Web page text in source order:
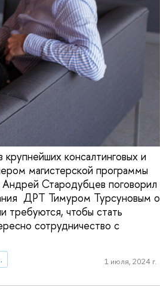
консалтинговых и
магистерской программы
Андрей Стародубцев поговорил
ДРТ Тимуром Турсуновым о
требуются, чтобы стать
сотрудничество с
в Евразии» 1 июля, 2024 г.